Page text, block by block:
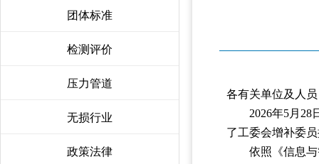
团体标准
检测评价
压力管道
无损行业
政策法律
各有关单位及人
2026年5月
了工委会增补委
依照《信息